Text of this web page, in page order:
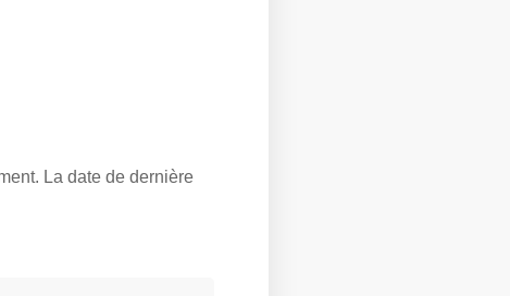
La date de dernière